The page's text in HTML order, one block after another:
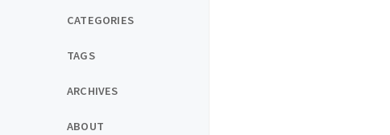
CATEGORIES
TAGS
ARCHIVES
ABOUT